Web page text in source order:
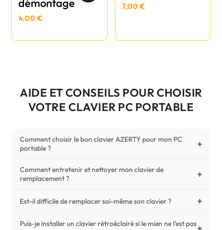
démontage
4,00 €
7,00 €
AIDE ET CONSEILS POUR CHOISIR
VOTRE CLAVIER PC PORTABLE
Comment choisir le bon clavier AZERTY pour mon PC
portable ?
+
Pour ne pas vous tromper, vérifiez trois points critiques sur
votre clavier d'origine : la disposition (AZERTY Français), la
photos HD) et l'emplacement des fixations (vis ou clips) au
Comment entretenir et nettoyer mon clavier de
remplacement ?
+
Un entretien régulier prolonge la vie de vos touches.
poussières sous les mécanismes. Pour le nettoyage,
Est-il difficile de remplacer soi-même son clavier ? +
C'est une réparation accessible et très économique ! La
Puis-je installer un clavier rétroéclairé si le mien ne l'est pas